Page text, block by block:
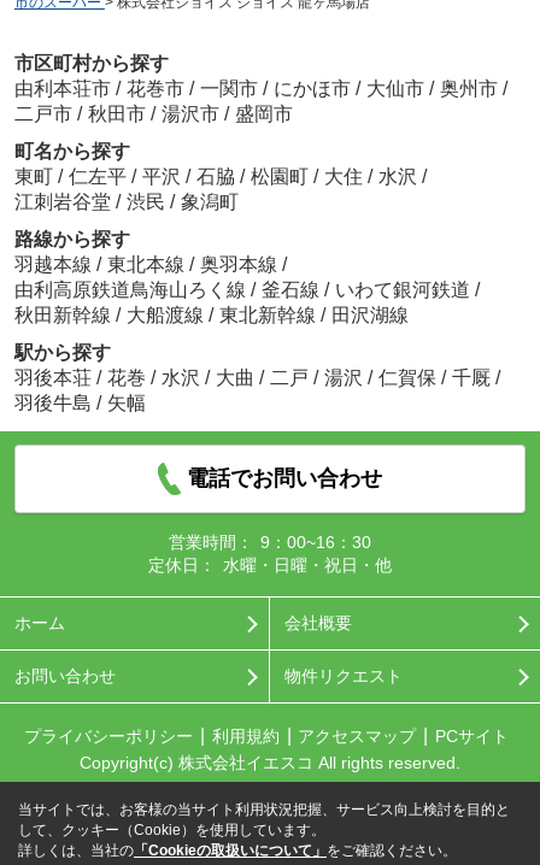
市区町村から探す
由利本荘市 / 花巻市 / 一関市 / にかほ市 / 大仙市 / 奥州市 /
二戸市 / 秋田市 / 湯沢市 / 盛岡市
町名から探す
東町 / 仁左平 / 平沢 / 石脇 / 松園町 / 大住 / 水沢 /
江刺岩谷堂 / 渋民 / 象潟町
路線から探す
羽越本線 / 東北本線 / 奥羽本線 /
由利高原鉄道鳥海山ろく線 / 釜石線 / いわて銀河鉄道 /
秋田新幹線 / 大船渡線 / 東北新幹線 / 田沢湖線
駅から探す
羽後本荘 / 花巻 / 水沢 / 大曲 / 二戸 / 湯沢 / 仁賀保 / 千厩 /
羽後牛島 / 矢幅
電話でお問い合わせ
営業時間：
9：00~16：30
定休日：
水曜・日曜・祝日・他
ホーム 会社概要
お問い合わせ 物件リクエスト
プライバシーポリシー 利用規約 アクセスマップ
PCサイト
Copyright(c) 株式会社イエスコ All rights reserved.
当サイトでは、お客様の当サイト利用状況把握、サービス向上検討を目的と
して、クッキー（Cookie）を使用しています。
詳しくは、当社の 「Cookieの取扱いについて」 をご確認ください。